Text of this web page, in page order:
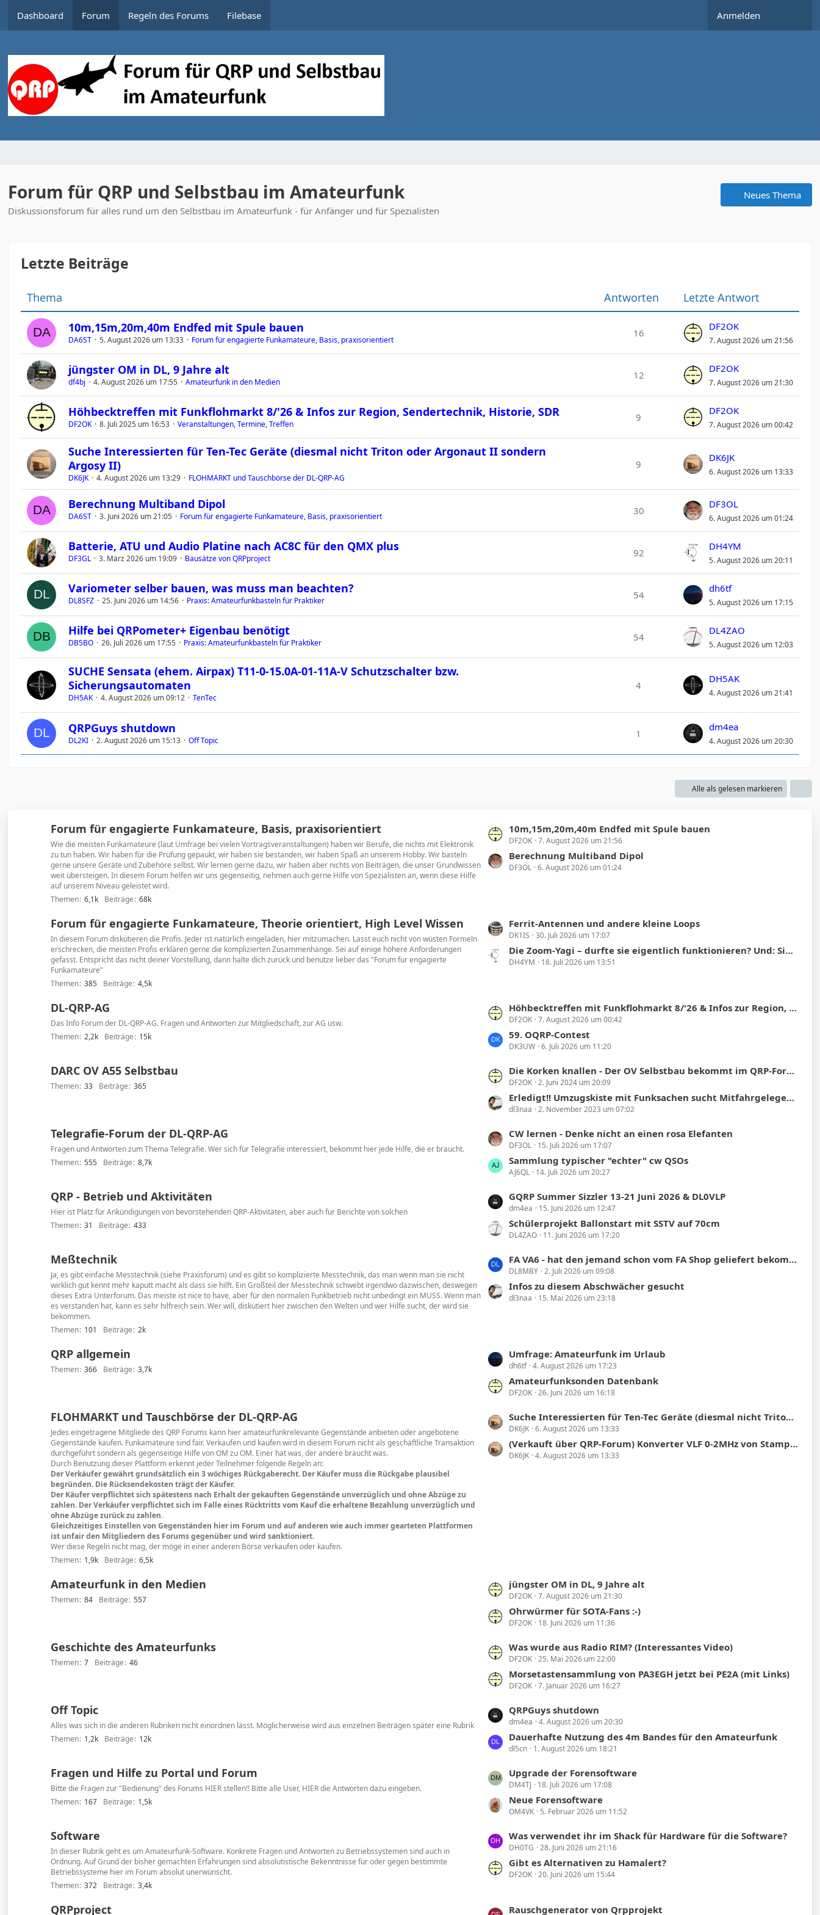
Dashboard Forum Regeln des Forums Filebase Anmelden
Forum für QRP und Selbstbau im Amateurfunk
Diskussionsforum für alles rund um den Selbstbau im Amateurfunk - für Anfänger und für Spezialisten
Neues Thema
Letzte Beiträge
Thema Antworten Letzte Antwort
10m,15m,20m,40m Endfed mit Spule bauen
DA6ST 5. August 2026 um 13:33 Forum für engagierte Funkamateure, Basis, praxisorientiert
16
DF2OK
7. August 2026 um 21:56
jüngster OM in DL, 9 Jahre alt
df4bj 4. August 2026 um 17:55 Amateurfunk in den Medien
12
DF2OK
7. August 2026 um 21:30
Höhbecktreffen mit Funkflohmarkt 8/'26 & Infos zur Region, Sendertechnik, Historie, SDR
DF2OK 8. Juli 2025 um 16:53 Veranstaltungen, Termine, Treffen
9
DF2OK
7. August 2026 um 00:42
Suche Interessierten für Ten-Tec Geräte (diesmal nicht Triton oder Argonaut II sondern
Argosy II)
DK6JK 4. August 2026 um 13:29 FLOHMARKT und Tauschbörse der DL-QRP-AG
9
DK6JK
6. August 2026 um 13:33
Berechnung Multiband Dipol
DA6ST 3. Juni 2026 um 21:05 Forum für engagierte Funkamateure, Basis, praxisorientiert 30
DF3OL
6. August 2026 um 01:24
Batterie, ATU und Audio Platine nach AC8C für den QMX plus
DF3GL 3. März 2026 um 19:09 Bausätze von QRPproject 92
DH4YM
5. August 2026 um 20:11
Variometer selber bauen, was muss man beachten?
DL8SFZ 25. Juni 2026 um 14:56 Praxis: Amateurfunkbasteln für Praktiker 54
dh6tf
5. August 2026 um 17:15
Hilfe bei QRPometer+ Eigenbau benötigt
DB5BO 26. Juli 2026 um 17:55 Praxis: Amateurfunkbasteln für Praktiker 54
DL4ZAO
5. August 2026 um 12:03
SUCHE Sensata (ehem. Airpax) T11-0-15.0A-01-11A-V Schutzschalter bzw.
Sicherungsautomaten
DH5AK 4. August 2026 um 09:12 TenTec
4
DH5AK
4. August 2026 um 21:41
QRPGuys shutdown
DL2KI 2. August 2026 um 15:13 Off Topic
1
dm4ea
4. August 2026 um 20:30
Alle als gelesen markieren
Forum für engagierte Funkamateure, Basis, praxisorientiert
Wie die meisten Funkamateure (laut Umfrage bei vielen Vortragsveranstaltungen) haben wir Berufe, die nichts mit Elektronik
zu tun haben. Wir haben für die Prüfung gepaukt, wir haben sie bestanden, wir haben Spaß an unserem Hobby. Wir basteln
gerne unsere Geräte und Zubehöre selbst. Wir lernen gerne dazu, wir haben aber nichts von Beiträgen, die unser Grundwissen
weit übersteigen. In diesem Forum helfen wir uns gegenseitig, nehmen auch gerne Hilfe von Spezialisten an, wenn diese Hilfe
auf unserem Niveau geleistet wird.
Themen 6,1k Beiträge 68k
L
e
t
z
e
i
t
e
10m,15m,20m,40m Endfed mit Spule bauen
DF2OK 7. August 2026 um 21:56
Berechnung Multiband Dipol
DF3OL 6. August 2026 um 01:24
Forum für engagierte Funkamateure, Theorie orientiert, High Level Wissen
In diesem Forum diskutieren die Profis. Jeder ist natürlich eingeladen, hier mitzumachen. Lasst euch nicht von wüsten Formeln
erschrecken, die meisten Profis erklären gerne die komplizierten Zusammenhänge. Sei auf einige höhere Anforderungen
gefasst. Entspricht das nicht deiner Vorstellung, dann halte dich zurück und benutze lieber das "Forum für engagierte
Funkamateure"
Themen 385 Beiträge 4,5k
L
e
t
B
e
t
ä
g
e
Ferrit-Antennen und andere kleine Loops
DK1IS 30. Juli 2026 um 17:07
Die Zoom-Yagi – durfte sie eigentlich funktionieren? Und: Simulatoren gesucht!
DH4YM 18. Juli 2026 um 13:51
DL-QRP-AG
Das Info Forum der DL-QRP-AG. Fragen und Antworten zur Mitgliedschaft, zur AG usw.
Themen 2,2k Beiträge 15k
L
e
t
z
e
e
r
g
Höhbecktreffen mit Funkflohmarkt 8/'26 & Infos zur Region, Sendertechnik, Historie, SDR
DF2OK 7. August 2026 um 00:42
59. OQRP-Contest
DK3UW 6. Juli 2026 um 11:20
DARC OV A55 Selbstbau
Themen 33 Beiträge 365
L
e
t
z
e
e
r
g
Die Korken knallen - Der OV Selbstbau bekommt im QRP-Forum einen eigenen Bereich
DF2OK 2. Juni 2024 um 20:09
Erledigt!! Umzugskiste mit Funksachen sucht Mitfahrgelegenheit Heidelberg nach Hüfingen (Donaueschingen)
dl3naa 2. November 2023 um 07:02
Telegrafie-Forum der DL-QRP-AG
Fragen und Antworten zum Thema Telegrafie. Wer sich für Telegrafie interessiert, bekommt hier jede Hilfe, die er braucht.
Themen 555 Beiträge 8,7k
L
e
t
z
e
e
r
g
CW lernen - Denke nicht an einen rosa Elefanten
DF3OL 15. Juli 2026 um 17:07
Sammlung typischer "echter" cw QSOs
AJ6QL 14. Juli 2026 um 20:27
QRP - Betrieb und Aktivitäten
Hier ist Platz für Ankündigungen von bevorstehenden QRP-Aktivitäten, aber auch für Berichte von solchen
Themen 31 Beiträge 433
L
e
t
z
e
e
g
GQRP Summer Sizzler 13-21 Juni 2026 & DL0VLP
dm4ea 15. Juni 2026 um 12:47
Schülerprojekt Ballonstart mit SSTV auf 70cm
DL4ZAO 11. Juni 2026 um 17:20
Meßtechnik
Ja, es gibt einfache Messtechnik (siehe Praxisforum) und es gibt so komplizierte Messtechnik, das man wenn man sie nicht
wirklich gut kennt mehr kaputt macht als dass sie hilft. Ein Großteil der Messtechnik schwebt irgendwo dazwischen, deswegen
dieses Extra Unterforum. Das meiste ist nice to have, aber für den normalen Funkbetrieb nicht unbedingt ein MUSS. Wenn man
es verstanden hat, kann es sehr hilfreich sein. Wer will, diskutiert hier zwischen den Welten und wer Hilfe sucht, der wird sie
bekommen.
Themen 101 Beiträge 2k
L
e
t
z
e
i
t
r
g
FA VA6 - hat den jemand schon vom FA Shop geliefert bekommen und konnte das Gerät testen?
DL8MBY 2. Juli 2026 um 09:08
Infos zu diesem Abschwächer gesucht
dl3naa 15. Mai 2026 um 23:18
QRP allgemein
Themen 366 Beiträge 3,7k
L
e
t
z
e
e
Umfrage: Amateurfunk im Urlaub
dh6tf 4. August 2026 um 17:23
Amateurfunksonden Datenbank
DF2OK 26. Juni 2026 um 16:18
FLOHMARKT und Tauschbörse der DL-QRP-AG
Jedes eingetragene Mitgliede des QRP Forums kann hier amateurfunkrelevante Gegenstände anbieten oder angebotene
Gegenstände kaufen. Funkamateure sind fair. Verkaufen und kaufen wird in diesem Forum nicht als geschäftliche Transaktion
durchgeführt sondern als gegenseitige Hilfe von OM zu OM. Einer hat was, der andere braucht was.
Durch Benutzung dieser Plattform erkennt jeder Teilnehmer folgende Regeln an:
Der Verkäufer gewährt grundsätzlich ein 3 wöchiges Rückgaberecht. Der Käufer muss die Rückgabe plausibel
begründen. Die Rücksendekosten trägt der Käufer.
Der Käufer verpflichtet sich spätestens nach Erhalt der gekauften Gegenstände unverzüglich und ohne Abzüge zu
zahlen. Der Verkäufer verpflichtet sich im Falle eines Rücktritts vom Kauf die erhaltene Bezahlung unverzüglich und
ohne Abzüge zurück zu zahlen.
Gleichzeitiges Einstellen von Gegenständen hier im Forum und auf anderen wie auch immer gearteten Plattformen
ist unfair den Mitgliedern des Forums gegenüber und wird sanktioniert.
Wer diese Regeln nicht mag, der möge in einer anderen Börse verkaufen oder kaufen.
Themen 1,9k Beiträge 6,5k
L
e
t
z
e
Suche Interessierten für Ten-Tec Geräte (diesmal nicht Triton oder Argonaut II sondern Argosy II)
DK6JK 6. August 2026 um 13:33
(Verkauft über QRP-Forum) Konverter VLF 0-2MHz von Stampfl 70,-Euro
DK6JK 4. August 2026 um 13:33
Amateurfunk in den Medien
Themen 84 Beiträge 557
L
e
t
z
e
e
r
ä
g
jüngster OM in DL, 9 Jahre alt
DF2OK 7. August 2026 um 21:30
Ohrwürmer für SOTA-Fans :-)
DF2OK 18. Juni 2026 um 11:36
Geschichte des Amateurfunks
Themen 7 Beiträge 46
L
e
t
z
e
e
r
g
Was wurde aus Radio RIM? (Interessantes Video)
DF2OK 25. Mai 2026 um 22:00
Morsetastensammlung von PA3EGH jetzt bei PE2A (mit Links)
DF2OK 7. Januar 2026 um 16:27
Off Topic
Alles was sich in die anderen Rubriken nicht einordnen lässt. Möglicherweise wird aus einzelnen Beiträgen später eine Rubrik
Themen 1,2k Beiträge 12k
L
e
t
z
e
e
r
g
QRPGuys shutdown
dm4ea 4. August 2026 um 20:30
Dauerhafte Nutzung des 4m Bandes für den Amateurfunk
dl5cn 1. August 2026 um 18:21
Fragen und Hilfe zu Portal und Forum
Bitte die Fragen zur "Bedienung" des Forums HIER stellen!! Bitte alle User, HIER die Antworten dazu eingeben.
Themen 167 Beiträge 1,5k
L
e
t
z
e
e
r
Upgrade der Forensoftware
DM4TJ 18. Juli 2026 um 17:08
Neue Forensoftware
OM4VK 5. Februar 2026 um 11:52
Software
In dieser Rubrik geht es um Amateurfunk-Software. Konkrete Fragen und Antworten zu Betriebssystemen sind auch in
Ordnung. Auf Grund der bisher gemachten Erfahrungen sind absolutistische Bekenntnisse für oder gegen bestimmte
Betriebssysteme hier im Forum absolut unerwünscht.
Themen 372 Beiträge 3,4k
L
e
t
z
Was verwendet ihr im Shack für Hardware für die Software?
DH0TG 28. Juni 2026 um 21:16
Gibt es Alternativen zu Hamalert?
DF2OK 20. Juni 2026 um 15:44
QRPproject
L
Rauschgenerator von Qrpprojekt